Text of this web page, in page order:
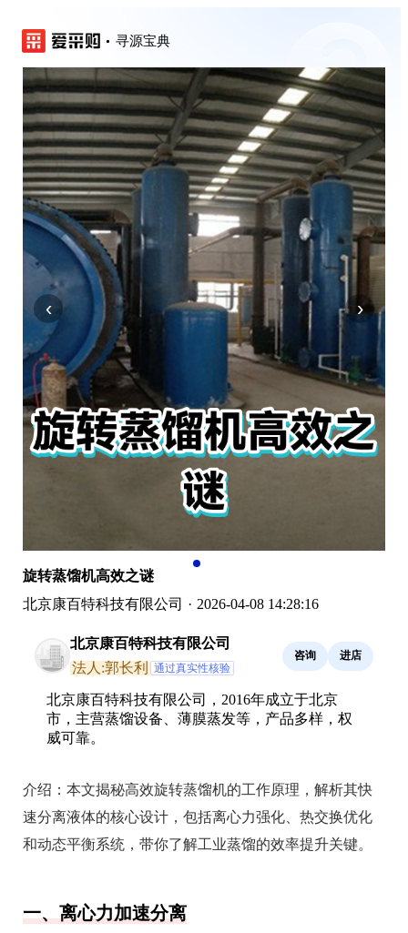
寻源宝典
‹ ›
旋转蒸馏机高效之谜
北京康百特科技有限公司 · 2026-04-08 14:28:16
北京康百特科技有限公司
法人:郭长利
通过真实性核验
咨询 进店
北京康百特科技有限公司，2016年成立于北京
市，主营蒸馏设备、薄膜蒸发等，产品多样，权
威可靠。
介绍： 本文揭秘高效旋转蒸馏机的工作原理，解析其快
速分离液体的核心设计，包括离心力强化、热交换优化
和动态平衡系统，带你了解工业蒸馏的效率提升关键。
一、离心力加速分离